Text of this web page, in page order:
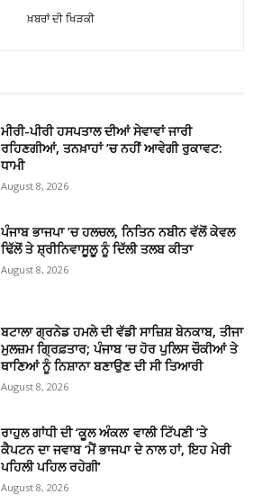
ਖ਼ਬਰਾਂ ਦੀ ਖਿੜਕੀ
ਮੀਰੀ-ਪੀਰੀ ਹਸਪਤਾਲ ਦੀਆਂ ਸੇਵਾਵਾਂ ਜਾਰੀ
ਰਹਿਣਗੀਆਂ, ਤਨਖ਼ਾਹਾਂ ’ਚ ਨਹੀਂ ਆਵੇਗੀ ਰੁਕਾਵਟ:
ਧਾਮੀ
August 8, 2026
ਪੰਜਾਬ ਭਾਜਪਾ ’ਚ ਹਲਚਲ, ਨਿਤਿਨ ਨਬੀਨ ਵੱਲੋਂ ਕੇਵਲ
ਢਿੱਲੋਂ ਤੇ ਸ਼੍ਰੀਨਿਵਾਸੂਲੂ ਨੂੰ ਦਿੱਲੀ ਤਲਬ ਕੀਤਾ
August 8, 2026
ਬਟਾਲਾ ਗ੍ਰਨੇਡ ਹਮਲੇ ਦੀ ਵੱਡੀ ਸਾਜ਼ਿਸ਼ ਬੇਨਕਾਬ, ਤੀਜਾ
ਮੁਲਜ਼ਮ ਗ੍ਰਿਫ਼ਤਾਰ; ਪੰਜਾਬ ’ਚ ਹੋਰ ਪੁਲਿਸ ਚੌਕੀਆਂ ਤੇ
ਥਾਣਿਆਂ ਨੂੰ ਨਿਸ਼ਾਨਾ ਬਣਾਉਣ ਦੀ ਸੀ ਤਿਆਰੀ
August 8, 2026
ਰਾਹੁਲ ਗਾਂਧੀ ਦੀ ‘ਕੂਲ ਅੰਕਲ’ ਵਾਲੀ ਟਿੱਪਣੀ ’ਤੇ
ਕੈਪਟਨ ਦਾ ਜਵਾਬ ‘ਮੈਂ ਭਾਜਪਾ ਦੇ ਨਾਲ ਹਾਂ, ਇਹ ਮੇਰੀ
ਪਹਿਲੀ ਪਹਿਲ ਰਹੇਗੀ’
August 8, 2026